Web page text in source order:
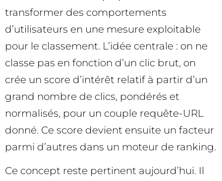
transformer des comportements
d’utilisateurs en une mesure exploitable
pour le classement. L’idée centrale : on ne
classe pas en fonction d’un clic brut, on
crée un score d’intérêt relatif à partir d’un
grand nombre de clics, pondérés et
normalisés, pour un couple requête-URL
donné. Ce score devient ensuite un facteur
parmi d’autres dans un moteur de ranking.
Ce concept reste pertinent aujourd’hui. Il